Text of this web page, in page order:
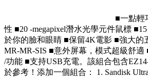
■一點輕
性 ■20 -megapixel潛水光學元件鼠標
於你的臉和眼睛 ■保留4K電影 ■強大的
MR-MR-SIS ■意外屏幕，模式超級舒
/功能 ■支持USB充電。該組合包含
於參考！添加一個組合： 1. Sandisk